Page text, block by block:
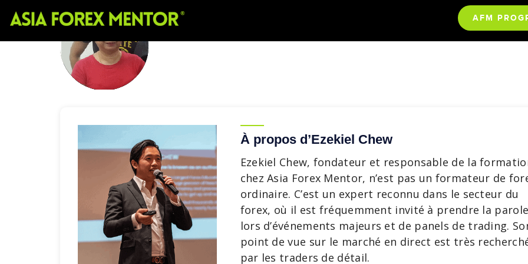
AFM
À propos d’Ezekiel Chew
Ezekiel Chew, fondateur et responsable de la
chez Asia Forex Mentor, n’est pas un formateur de
ordinaire. C’est un expert reconnu dans le secteur du
forex, où il est fréquemment invité à prendre la parole
lors d’événements majeurs et de panels de trading.
point de vue sur le marché en direct est très
par les traders de détail.